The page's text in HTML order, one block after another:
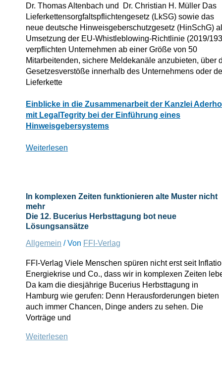
Dr. Thomas Altenbach und Dr. Christian H. Müller Das
Lieferkettensorgfaltspflichtengesetz (LkSG) sowie das
neue deutsche Hinweisgeberschutzgesetz (HinSchG)
Umsetzung der EU-Whistleblowing-Richtlinie (2019/
verpflichten Unternehmen ab einer Größe von 50
Mitarbeitenden, sichere Meldekanäle anzubieten, über
Gesetzesverstöße innerhalb des Unternehmens oder
Lieferkette
„Wir
wollen
eine
Win-
sich
jeder
auf
seine
Expertise
Einblicke in die Zusammenarbeit der Kanzlei
mit LegalTegrity bei der Einführung eines
Hinweisgebersystems
Weiterlesen
In komplexen Zeiten funktionieren alte Muster nicht
mehr
Die 12. Bucerius Herbsttagung bot neue
Lösungsansätze
Allgemein / Von FFI-Verlag
FFI-Verlag Viele Menschen spüren nicht erst seit
Energiekrise und Co., dass wir in komplexen Zeiten
Da kam die diesjährige Bucerius Herbsttagung in
Hamburg wie gerufen: Denn Herausforderungen bieten
auch immer Chancen, Dinge anders zu sehen. Die
Vorträge und
In
Weiterlesen